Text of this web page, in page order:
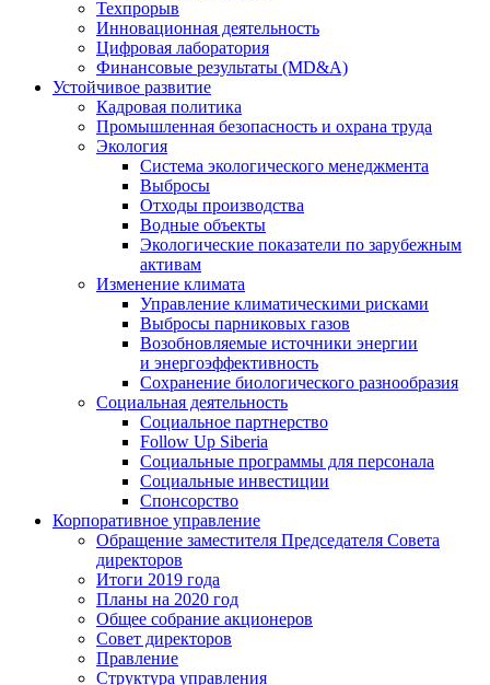
Техпрорыв
Инновационная деятельность
Цифровая лаборатория
Финансовые результаты (MD&A)
Устойчивое развитие
Кадровая политика
Промышленная безопасность и охрана труда
Экология
Система экологического менеджмента
Выбросы
Отходы производства
Водные объекты
Экологические показатели по зарубежным
активам
Изменение климата
Управление климатическими рисками
Выбросы парниковых газов
Возобновляемые источники энергии
и энергоэффективность
Сохранение биологического разнообразия
Социальная деятельность
Социальное партнерство
Follow Up Siberia
Социальные программы для персонала
Социальные инвестиции
Спонсорство
Корпоративное управление
Обращение заместителя Председателя Совета
директоров
Итоги 2019 года
Планы на 2020 год
Общее собрание акционеров
Совет директоров
Правление
Структура управления